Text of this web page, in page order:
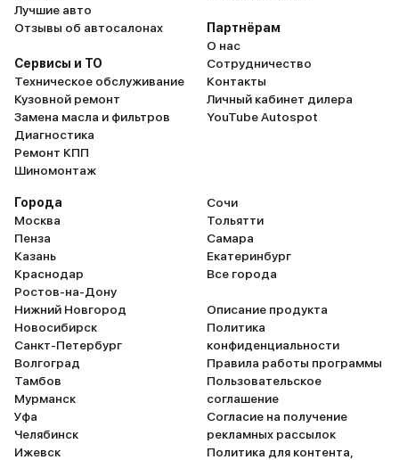
Лучшие авто
Отзывы об автосалонах
Сервисы и ТО
Техническое обслуживание
Кузовной ремонт
Замена масла и фильтров
Диагностика
Ремонт КПП
Шиномонтаж
Партнёрам
О нас
Сотрудничество
Контакты
Личный кабинет дилера
YouTube Autospot
Города
Москва
Пенза
Казань
Краснодар
Ростов-на-Дону
Нижний Новгород
Новосибирск
Санкт-Петербург
Волгоград
Тамбов
Мурманск
Уфа
Челябинск
Ижевск
Сочи
Тольятти
Самара
Екатеринбург
Все города
Описание продукта
Политика
конфиденциальности
Правила работы программы
Пользовательское
соглашение
Согласие на получение
рекламных рассылок
Политика для контента,